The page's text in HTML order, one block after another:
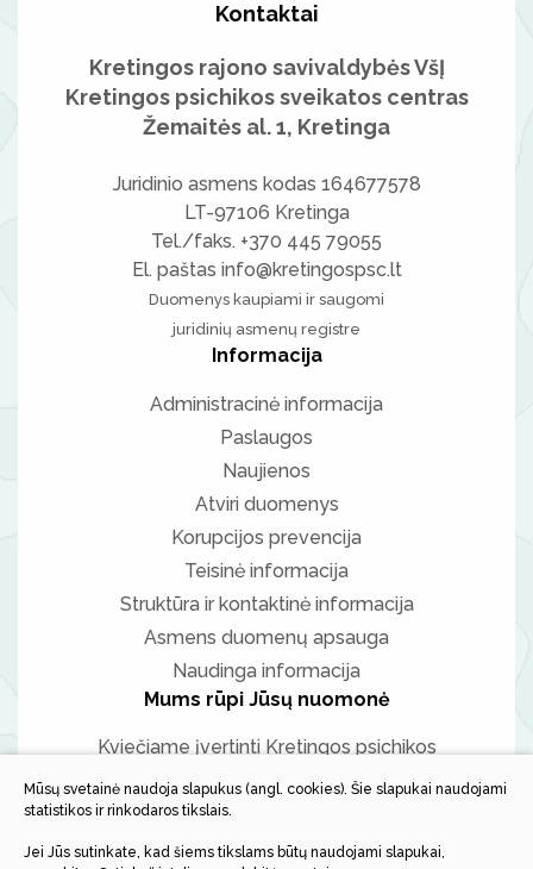
Informacija apie darbo užmokestį
Viešieji pirkimai
Tarnybiniai automobiliai
Įstaigos vadovas
Kontaktai
Kretingos rajono savivaldybės VšĮ
Kretingos psichikos sveikatos centras
Žemaitės al. 1, Kretinga
Juridinio asmens kodas 164677578
LT-97106 Kretinga
Tel./faks. +370 445 79055
El. paštas info@kretingospsc.lt
Duomenys kaupiami ir saugomi
juridinių asmenų registre
Informacija
Administracinė informacija
Paslaugos
Naujienos
Atviri duomenys
Korupcijos prevencija
Teisinė informacija
Struktūra ir kontaktinė informacija
Asmens duomenų apsauga
Naudinga informacija
Mums rūpi Jūsų nuomonė
Kviečiame įvertinti Kretingos psichikos
sveikatos centro paslaugų kokybę
Vertinti
Mūsų svetainė naudoja slapukus (angl. cookies). Šie slapukai naudojami
statistikos ir rinkodaros tikslais.
Jei Jūs sutinkate, kad šiems tikslams būtų naudojami slapukai,